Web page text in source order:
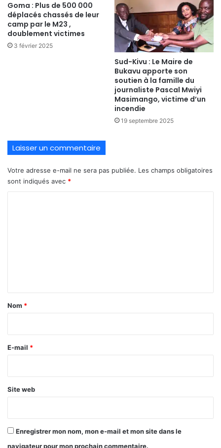
Goma : Plus de 500 000
déplacés chassés de leur
camp par le M23 ,
doublement victimes
3 février 2025
Sud-Kivu : Le Maire de
Bukavu apporte son
soutien à la famille du
journaliste Pascal Mwiyi
Masimango, victime d’un
incendie
19 septembre 2025
Laisser un commentaire
Votre adresse e-mail ne sera pas publiée. Les champs obligatoires
sont indiqués avec *
a
e
Nom *
E-mail *
Site web
Enregistrer mon nom, mon e-mail et mon site dans le
navigateur pour mon prochain commentaire.